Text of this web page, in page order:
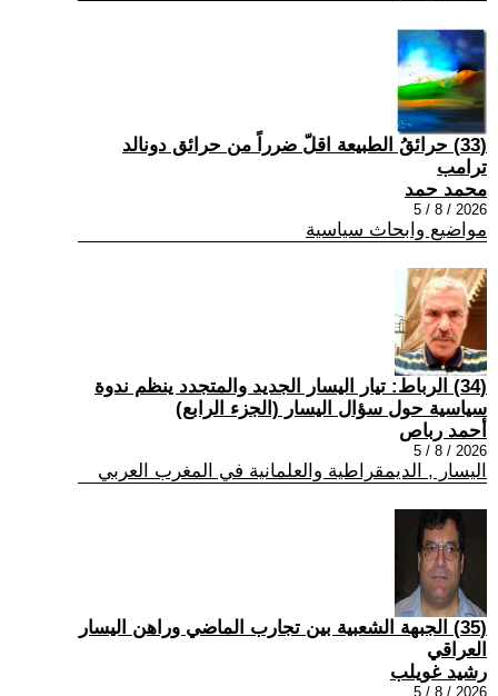
(33) حرائقُ الطبيعة اقلّ ضرراً من حرائق دونالد
ترامب
محمد حمد
2026 / 8 / 5
مواضيع وابحاث سياسية
(34) الرباط: تيار اليسار الجديد والمتجدد ينظم ندوة
سياسية حول سؤال اليسار (الجزء الرابع)
أحمد رباص
2026 / 8 / 5
اليسار , الديمقراطية والعلمانية في المغرب العربي
(35) الجبهة الشعبية بين تجارب الماضي وراهن اليسار
العراقي
رشيد غويلب
2026 / 8 / 5